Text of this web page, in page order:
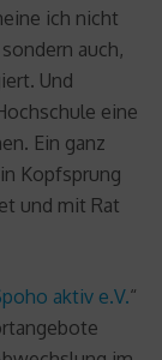
ich nicht
auch,
Und
eine
Ein ganz
Kopfsprung
und mit Rat
aktiv e.V.“